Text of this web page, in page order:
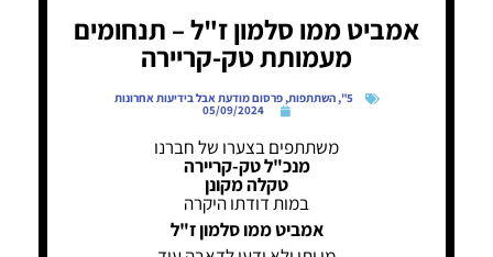
אמביט ממו סלמון ז"ל – תנחומים
מעמותת טק-קריירה
5"
,השתתפות,פרסום מודעת אבל בידיעות אחרונות
05/09/2024
משתתפים בצערו של חברנו
מנכ"ל טק-קריירה
טקלה מקונן
במות דודתו היקרה
אמביט ממו סלמון ז"ל